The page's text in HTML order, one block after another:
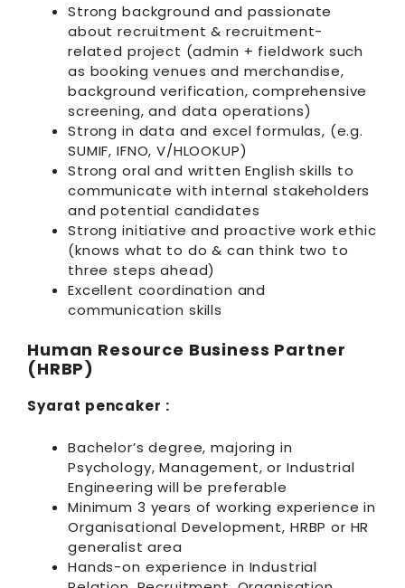
Strong background and passionate
about recruitment & recruitment-
related project (admin + fieldwork such
as booking venues and merchandise,
background verification, comprehensive
screening, and data operations)
Strong in data and excel formulas, (e.g.
SUMIF, IFNO, V/HLOOKUP)
Strong oral and written English skills to
communicate with internal stakeholders
and potential candidates
Strong initiative and proactive work ethic
(knows what to do & can think two to
three steps ahead)
Excellent coordination and
communication skills
Human Resource Business Partner
(HRBP)
Syarat pencaker :
Bachelor’s degree, majoring in
Psychology, Management, or Industrial
Engineering will be preferable
Minimum 3 years of working experience in
Organisational Development, HRBP or HR
generalist area
Hands-on experience in Industrial